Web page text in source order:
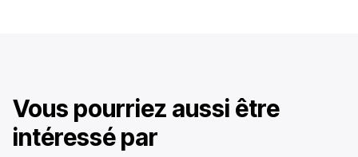
Vous pourriez aussi être
intéressé par